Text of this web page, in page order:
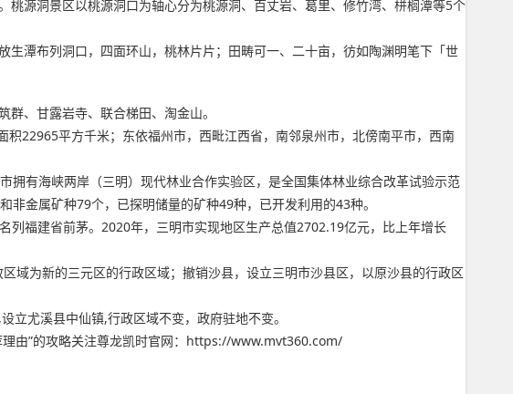
源洞景区以桃源洞口为轴心分为桃源洞、百丈岩、葛里、修竹湾、栟榈潭等5个
潭布列洞口，四面环山，桃林片片；田畴可一、二十亩，彷如陶渊明笔下「世
、甘露岩寺、联合梯田、淘金山。
积22965平方千米；东依福州市，西毗江西省，南邻泉州市，北傍南平市，西南
拥有海峡两岸（三明）现代林业合作实验区，是全国集体林业综合改革试验示范
金属矿种79个，已探明储量的矿种49种，已开发利用的43种。
列福建省前茅。2020年，三明市实现地区生产总值2702.19亿元，比上年增长
域为新的三元区的行政区域；撤销沙县，设立三明市沙县区，以原沙县的行政区
尤溪县中仙镇,行政区域不变，政府驻地不变。
理由”的攻略关注尊龙凯时官网：https://www.mvt360.com/